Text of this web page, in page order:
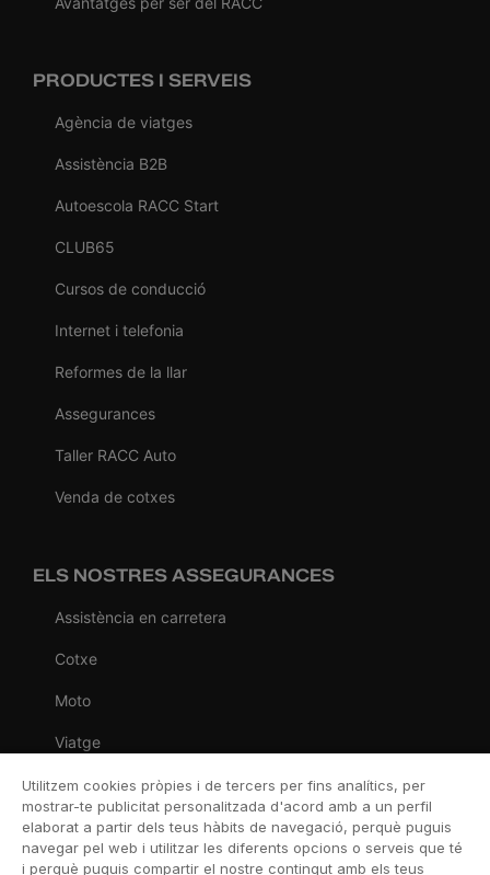
PRODUCTES I SERVEIS
Agència de viatges
Assistència B2B
Autoescola RACC Start
CLUB65
Cursos de conducció
Internet i telefonia
Reformes de la llar
Assegurances
Taller RACC Auto
Venda de cotxes
ELS NOSTRES ASSEGURANCES
Assistència en carretera
Cotxe
Moto
Viatge
Llar
Vida
Decessos
Utilitzem cookies pròpies i de tercers per fins analítics, per
mostrar-te publicitat personalitzada d'acord amb a un perfil
elaborat a partir dels teus hàbits de navegació, perquè puguis
navegar pel web i utilitzar les diferents opcions o serveis que té
i perquè puguis compartir el nostre contingut amb els teus